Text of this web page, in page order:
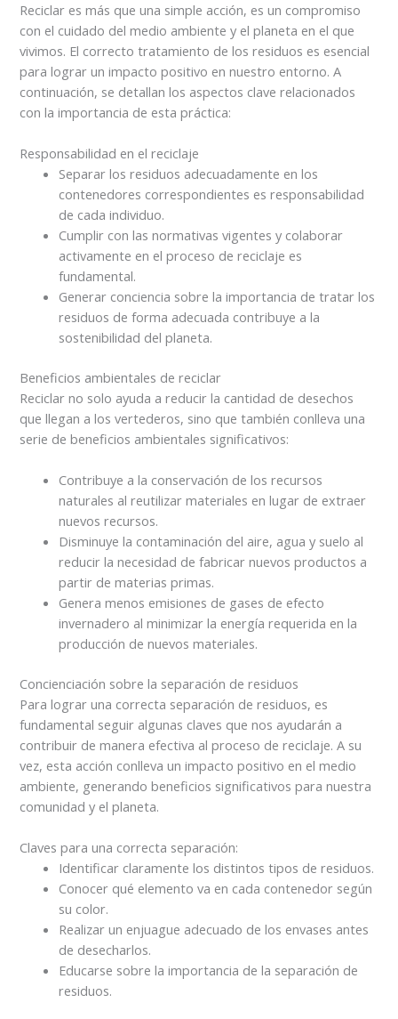
Reciclar es más que una simple acción, es un compromiso
con el cuidado del medio ambiente y el planeta en el que
vivimos. El correcto tratamiento de los residuos es esencial
para lograr un impacto positivo en nuestro entorno. A
continuación, se detallan los aspectos clave relacionados
con la importancia de esta práctica:
Responsabilidad en el reciclaje
Separar los residuos adecuadamente en los
contenedores correspondientes es responsabilidad
de cada individuo.
Cumplir con las normativas vigentes y colaborar
activamente en el proceso de reciclaje es
fundamental.
Generar conciencia sobre la importancia de tratar los
residuos de forma adecuada contribuye a la
sostenibilidad del planeta.
Beneficios ambientales de reciclar
Reciclar no solo ayuda a reducir la cantidad de desechos
que llegan a los vertederos, sino que también conlleva una
serie de beneficios ambientales significativos:
Contribuye a la conservación de los recursos
naturales al reutilizar materiales en lugar de extraer
nuevos recursos.
Disminuye la contaminación del aire, agua y suelo al
reducir la necesidad de fabricar nuevos productos a
partir de materias primas.
Genera menos emisiones de gases de efecto
invernadero al minimizar la energía requerida en la
producción de nuevos materiales.
Concienciación sobre la separación de residuos
Para lograr una correcta separación de residuos, es
fundamental seguir algunas claves que nos ayudarán a
contribuir de manera efectiva al proceso de reciclaje. A su
vez, esta acción conlleva un impacto positivo en el medio
ambiente, generando beneficios significativos para nuestra
comunidad y el planeta.
Claves para una correcta separación:
Identificar claramente los distintos tipos de residuos.
Conocer qué elemento va en cada contenedor según
su color.
Realizar un enjuague adecuado de los envases antes
de desecharlos.
Educarse sobre la importancia de la separación de
residuos.